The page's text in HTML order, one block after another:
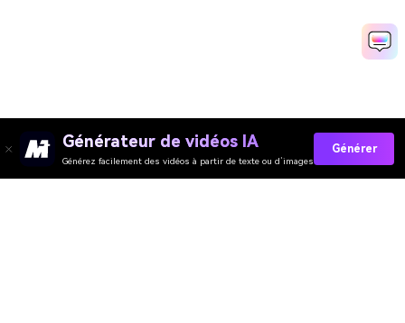
Générateur de vidéos IA
Générez facilement des vidéos à partir de texte ou d’images
Générer